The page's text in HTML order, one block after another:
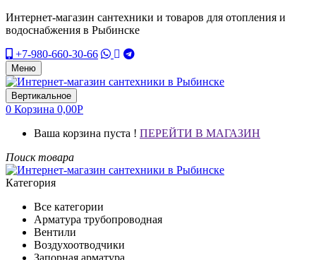
Интернет-магазин сантехники и товаров для отопления и
водоснабжения в Рыбинске
+7-980-660-30-66
Меню
Вертикальное
0 Корзина 0,00Р
Ваша корзина пуста ! ПЕРЕЙТИ В МАГАЗИН
Поиск товара
Категория
Все категории
Арматура трубопроводная
Вентили
Воздухоотводчики
Запорная арматура